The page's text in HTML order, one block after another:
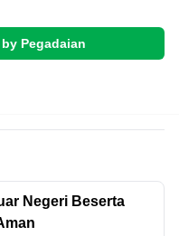
Pegadaian
Negeri Beserta